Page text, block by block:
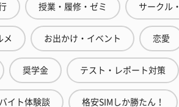
授業・履修・ゼミ サークル
メ お出かけ・イベント 恋愛
奨学金 テスト・レポート対策
バイト体験談 格安SIMしか勝たん！